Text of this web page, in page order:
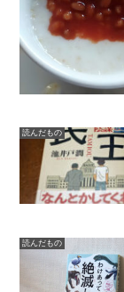
読んだもの
読んだもの